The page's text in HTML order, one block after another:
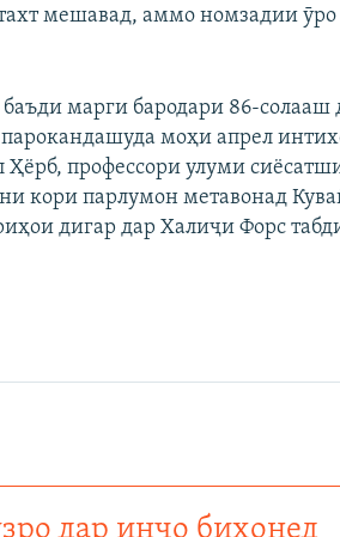
мешавад, аммо номзадии
марги бародари 86-солааш
моҳи апрел
профессори улуми
кори парлумон метавонад
дигар дар Халиҷи Форс